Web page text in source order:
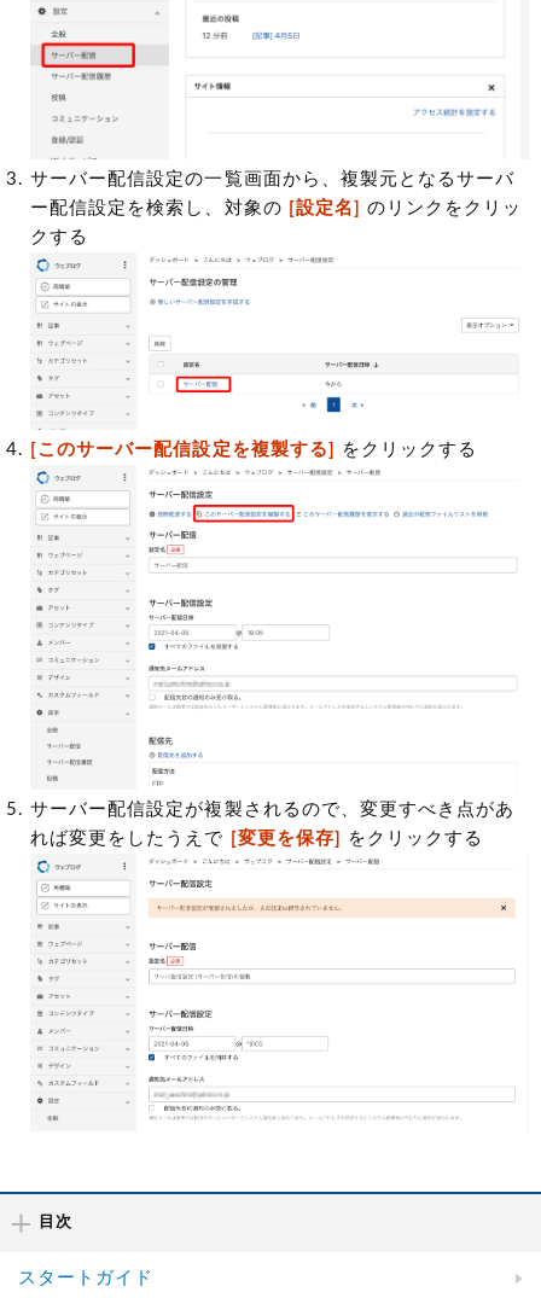
サーバー配信設定の一覧画面から、複製元となるサーバ
ー配信設定を検索し、対象の [設定名] のリンクをクリッ
クする
[このサーバー配信設定を複製する] をクリックする
サーバー配信設定が複製されるので、変更すべき点があ
れば変更をしたうえで
[変更を保存] をクリックする
目次
スタートガイド